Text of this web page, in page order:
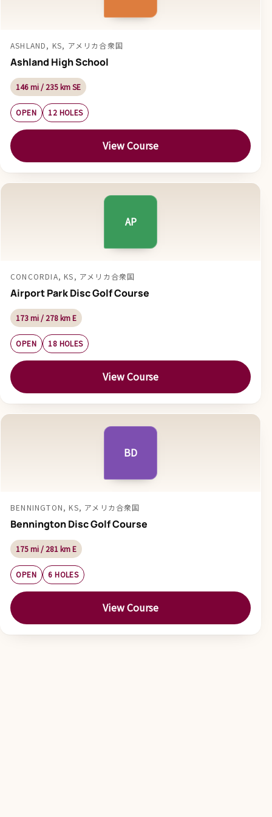
ASHLAND, KS, アメリカ合衆国
Ashland High School
146 mi / 235 km SE
OPEN 12 HOLES
View Course
AP
CONCORDIA, KS, アメリカ合衆国
Airport Park Disc Golf Course
173 mi / 278 km E
OPEN 18 HOLES
View Course
BD
BENNINGTON, KS, アメリカ合衆国
Bennington Disc Golf Course
175 mi / 281 km E
OPEN 6 HOLES
View Course